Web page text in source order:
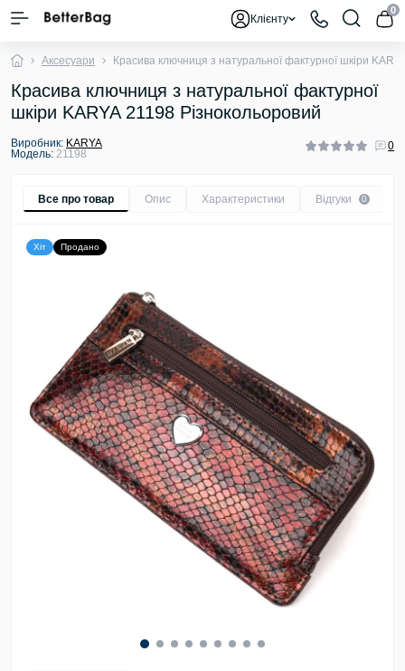
Клієнту
0
Аксесуари Красива ключниця з натуральної фактурної шкіри
Красива ключниця з натуральної фактурної
шкіри KARYA 21198 Різнокольоровий
Виробник: KARYA
Модель: 21198
0
Все про товар Опис Характеристики Відгуки 0
Хіт Продано